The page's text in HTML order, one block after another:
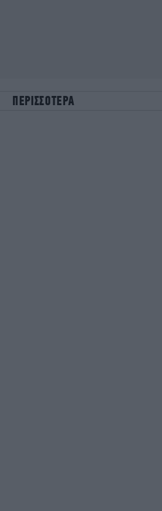
ΠΕΡΙΣΣΟΤΕΡΑ